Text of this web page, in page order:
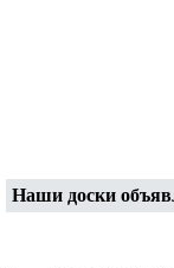
Наши доски